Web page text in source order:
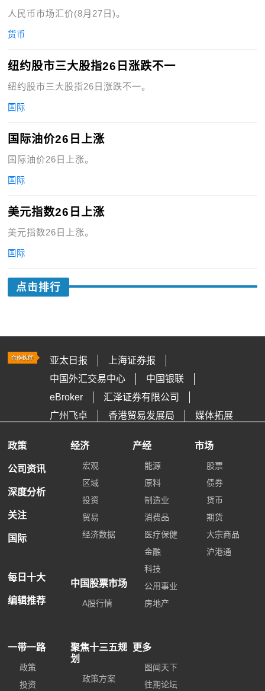
人民币市场汇价(8月27日)。
货币
纽约股市三大股指26日涨跌不一
纽约股市三大股指26日涨跌不一。
国际
国际油价26日上涨
国际油价26日上涨。
国际
美元指数26日上涨
美元指数26日上涨。
国际
点击排行
亚太日报
上海证券报
中国外汇交易中心
中国银联
eBroker
汇泽证券有限公司
广州飞卓
香港贸易发展局 媒体拓展
政策
公司资讯
深度分析
关注
国际
每日十大
编辑推荐
经济
宏观
区域
投资
贸易
经济数据
中国股票市场
A股行情
产经
能源
原料
制造业
消费品
医疗保健
金融
科技
公用事业
房地产
市场
股票
债券
货币
期货
大宗商品
沪港通
一带一路
政策
投资
聚焦十三五规
划
政策方案
更多
图闻天下
往期论坛